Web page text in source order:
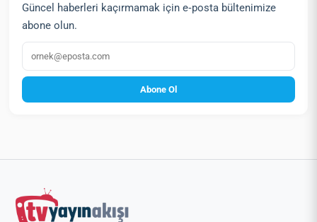
Güncel haberleri kaçırmamak için e‑posta bültenimize
abone olun.
E‑posta
Abone Ol